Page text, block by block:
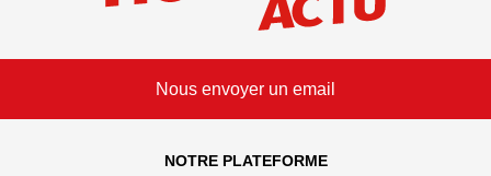
Nous envoyer un email
NOTRE PLATEFORME